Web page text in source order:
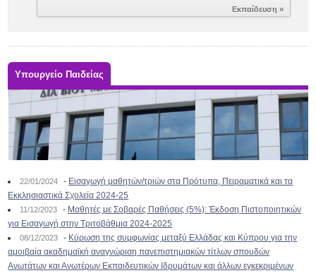
Εκπαίδευση »
Υπουργείο Παιδείας
22/01/2024 - Εισαγωγή μαθητών/τριών στα Πρότυπα, Πειραματικά και τα
Εκκλησιαστικά Σχολεία 2024-25
11/12/2023 - Μαθητές με Σοβαρές Παθήσεις (5%): Έκδοση Πιστοποιητικών
για Εισαγωγή στην Τριτοβάθμια 2024-2025
08/12/2023 - Κύρωση της συμφωνίας μεταξύ Ελλάδας και Κύπρου για την
αμοιβαία ακαδημαϊκή αναγνώριση πανεπιστημιακών τίτλων σπουδών
Ανωτάτων και Ανωτέρων Εκπαιδευτικών Ιδρυμάτων και άλλων εγκεκριμένων